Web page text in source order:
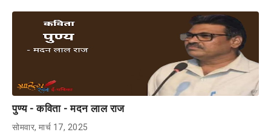
पुण्य - कविता - मदन लाल राज
सोमवार, मार्च 17, 2025